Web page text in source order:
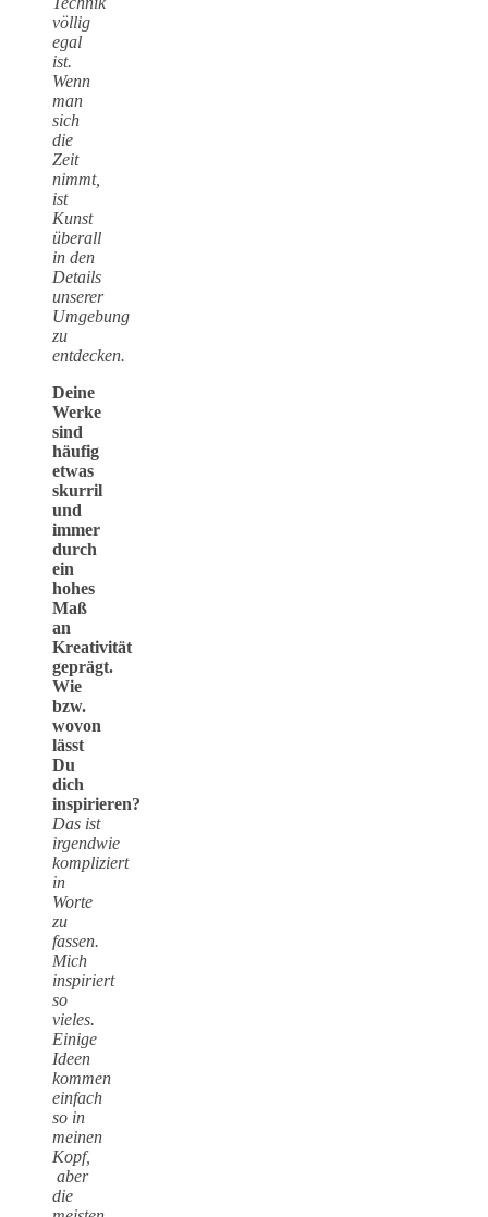
völlig
egal
ist.
Wenn
man
sich
die
Zeit
nimmt,
ist
Kunst
überall
in den
Details
unserer
Umgebung
zu
entdecken.
Deine
Werke
sind
häufig
etwas
skurril
und
immer
durch
ein
hohes
Maß
an
Kreativität
geprägt.
Wie
bzw.
wovon
lässt
Du
dich
inspirieren?
Das ist
irgendwie
kompliziert
in
Worte
zu
fassen.
Mich
inspiriert
so
vieles.
Einige
Ideen
kommen
einfach
so in
meinen
Kopf,
aber
die